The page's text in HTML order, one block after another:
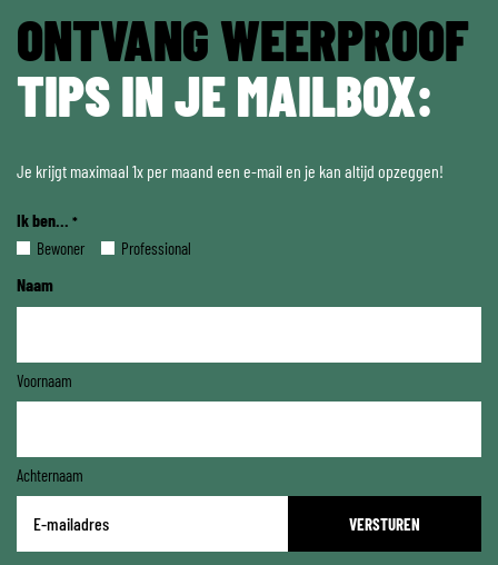
ONTVANG WEERPROOF
TIPS IN JE MAILBOX:
Je krijgt maximaal 1x per maand een e-mail en je kan altijd opzeggen!
Ik ben... *
Bewoner Professional
Naam
Voornaam
Achternaam
mailadres